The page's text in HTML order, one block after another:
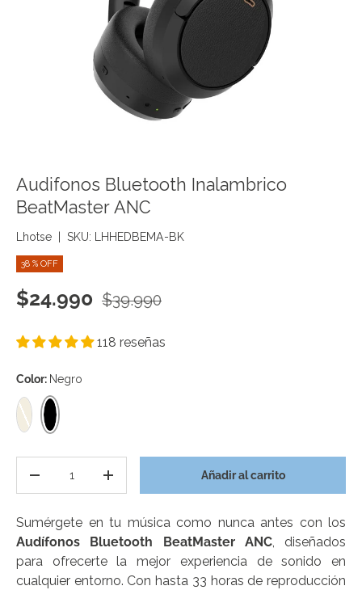
Audifonos Bluetooth Inalambrico
BeatMaster ANC
Lhotse SKU: LHHEDBEMA-BK
38 % OFF
Precio de venta
$24.990 Precio normal
$39.990
118 reseñas
Color: Negro
BeigeNegro
Disminuir cantidadAumentar la cantidadAñadir al carrito
Sumérgete en tu música como nunca antes con los
Audífonos Bluetooth BeatMaster ANC, diseñados
para ofrecerte la mejor experiencia de sonido en
cualquier entorno. Con hasta 33 horas de reproducción